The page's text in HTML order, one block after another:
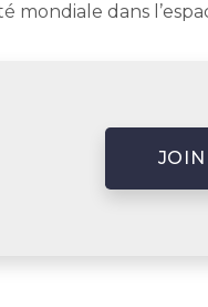
mondiale dans